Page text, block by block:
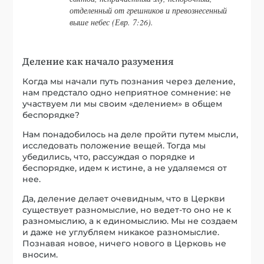
отделенный от грешников и превознесенный
выше небес (Евр. 7:26).
Деление как начало разумения
Когда мы начали путь познания через деление,
нам предстало одно неприятное сомнение: не
участвуем ли мы своим «делением» в общем
беспорядке?
Нам понадобилось на деле пройти путем мысли,
исследовать положение вещей. Тогда мы
убедились, что, рассуждая о порядке и
беспорядке, идем к истине, а не удаляемся от
нее.
Да, деление делает очевидным, что в Церкви
существует разномыслие, но ведет-то оно не к
разномыслию, а к единомыслию. Мы не создаем
и даже не углубляем никакое разномыслие.
Познавая новое, ничего нового в Церковь не
вносим.